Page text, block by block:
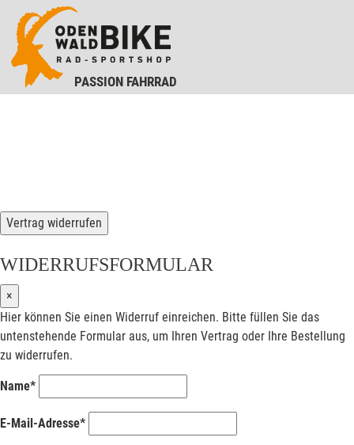
PASSION FAHRRAD
Vertrag widerrufen
WIDERRUFSFORMULAR
×
Hier können Sie einen Widerruf einreichen. Bitte füllen Sie das
untenstehende Formular aus, um Ihren Vertrag oder Ihre Bestellung
zu widerrufen.
Name*
E-Mail-Adresse*